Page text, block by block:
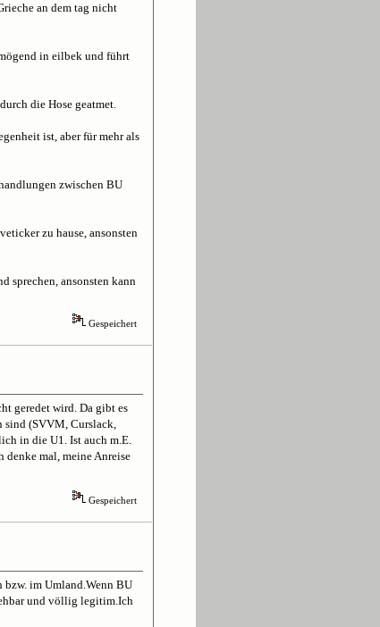
an dem tag nicht
in eilbek und führt
die Hose geatmet.
ist, aber für mehr als
zwischen BU
zu hause, ansonsten
sprechen, ansonsten kann
Gespeichert
geredet wird. Da gibt es
sind (SVVM, Curslack,
in die U1. Ist auch m.E.
denke mal, meine Anreise
Gespeichert
bzw. im Umland.Wenn BU
und völlig legitim.Ich